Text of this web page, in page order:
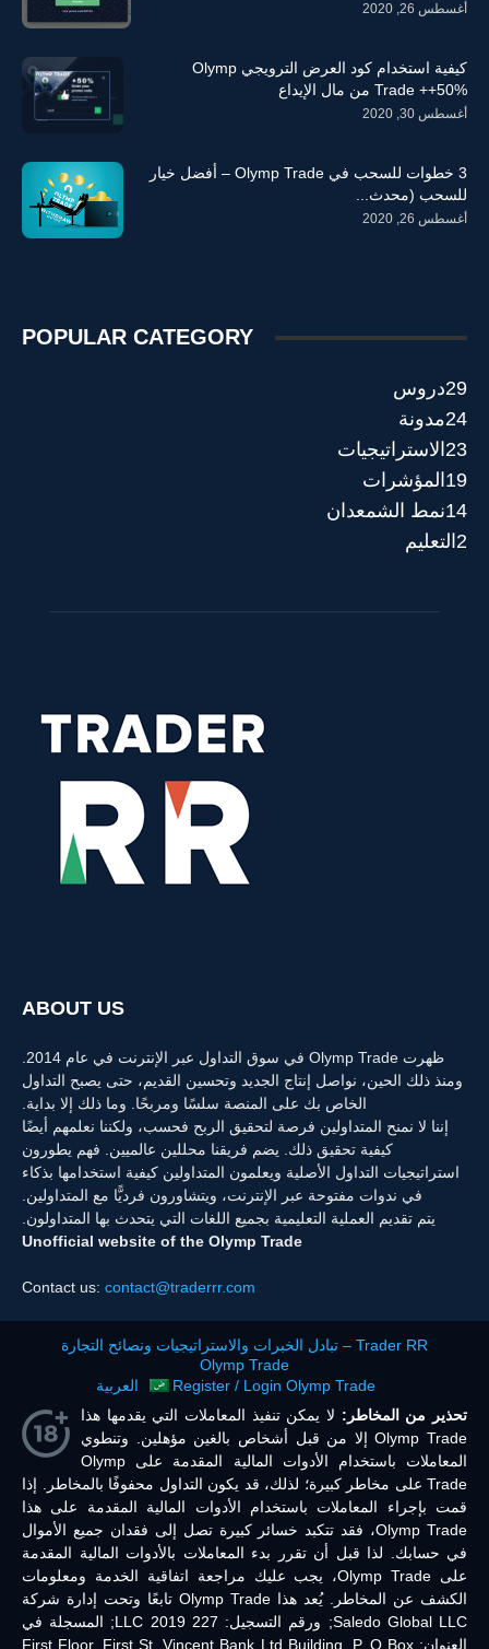
أغسطس 26, 2020
كيفية استخدام كود العرض الترويجي Olymp
Trade ++50% من مال الإيداع
أغسطس 30, 2020
3 خطوات للسحب في Olymp Trade – أفضل خيار
للسحب (محدث...
أغسطس 26, 2020
POPULAR CATEGORY
دروس29
مدونة24
الاستراتيجيات 23
المؤشرات 19
نمط الشمعدان14
التعليم 2
ABOUT US
ومنذ ذلك الحين، نواصل إنتاج الجديد وتحسين القديم، حتى يصبح التداول
الخاص بك على المنصة سلسًا ومربحًا. وما ذلك إلا بداية.
إننا لا نمنح المتداولين فرصة لتحقيق الربح فحسب، ولكننا نعلمهم أيضًا
كيفية تحقيق ذلك. يضم فريقنا محللين عالميين. فهم يطورون
استراتيجيات التداول الأصلية ويعلمون المتداولين كيفية استخدامها بذكاء
في ندوات مفتوحة عبر الإنترنت، ويتشاورون فرديًّا مع المتداولين.
يتم تقديم العملية التعليمية بجميع اللغات التي يتحدث بها المتداولون.
Unofficial website of the Olymp Trade
Contact us: contact@traderrr.com
Trader RR – تبادل الخبرات والاستراتيجيات ونصائح التجارة
Olymp Trade
Register / Login Olymp Trade
العربية
تحذير من المخاطر: لا يمكن تنفيذ المعاملات التي يقدمها هذا
Olymp Trade إلا من قبل أشخاص بالغين مؤهلين. وتنطوي
المعاملات باستخدام الأدوات المالية المقدمة على Olymp
Trade على مخاطر كبيرة؛ لذلك، قد يكون التداول محفوفًا بالمخاطر. إذا
قمت بإجراء المعاملات باستخدام الأدوات المالية المقدمة على هذا
Olymp Trade، فقد تتكبد خسائر كبيرة تصل إلى فقدان جميع الأموال
في حسابك. لذا قبل أن تقرر بدء المعاملات بالأدوات المالية المقدمة
على Olymp Trade، يجب عليك مراجعة اتفاقية الخدمة ومعلومات
الكشف عن المخاطر. يُعد هذا Olymp Trade تابعًا وتحت إدارة شركة
Saledo Global LLC; ورقم التسجيل: 227 LLC 2019; المسجلة في
العنوان: First Floor, First St. Vincent Bank Ltd Building, P. O Box